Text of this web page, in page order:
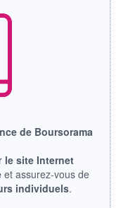
ÉCHANGÉ
de Boursorama
le site Internet
et assurez-vous de
individuels.